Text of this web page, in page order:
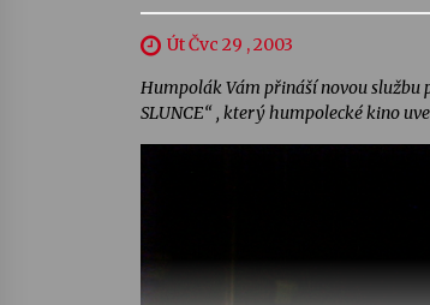
Út Čvc 29 , 2003
Humpolák Vám přináší novou službu
SLUNCE“ , který humpolecké kino